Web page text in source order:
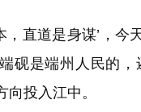
直道是身谋’，今
砚是端州人民的
投入江中。